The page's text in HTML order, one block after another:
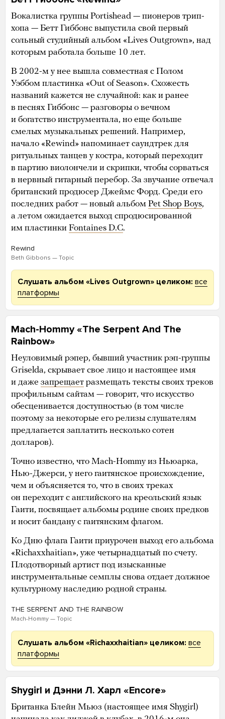
Вокалистка группы Portishead — пионеров трип-
хопа — Бетт Гиббонс выпустила свой первый
сольный студийный альбом «Lives Outgrown», над
которым работала больше 10 лет.
В 2002-м у нее вышла совместная с Полом
Уэббом пластинка «Out of Season». Схожесть
названий кажется не случайной: как и ранее
в песнях Гиббонс — разговоры о вечном
и богатство инструментала, но еще больше
смелых музыкальных решений. Например,
начало «Rewind» напоминает саундтрек для
ритуальных танцев у костра, который переходит
в партию виолончели и скрипки, чтобы сорваться
в нервный гитарный перебор. За звучание отвечал
британский продюсер Джеймс Форд. Среди его
последних работ — новый альбом Pet Shop Boys,
а летом ожидается выход спродюсированной
им пластинки Fontaines D.C.
Rewind
Beth Gibbons — Topic
Слушать альбом «Lives Outgrown» целиком: все
платформы
Mach-Hommy «The Serpent And The
Rainbow»
Неуловимый рэпер, бывший участник рэп-группы
Griselda, скрывает свое лицо и настоящее имя
и даже запрещает размещать тексты своих треков
профильным сайтам — говорит, что искусство
обесценивается доступностью (в том числе
поэтому за некоторые его релизы слушателям
предлагается заплатить несколько сотен
долларов).
Точно известно, что Mach-Hommy из Ньюарка,
Нью-Джерси, у него гаитянское происхождение,
чем и объясняется то, что в своих треках
он переходит с английского на креольский язык
Гаити, посвящает альбомы родине своих предков
и носит бандану с гаитянским флагом.
Ко Дню флага Гаити приурочен выход его альбома
«Richaxxhaitian», уже четырнадцатый по счету.
Плодотворный артист под изысканные
инструментальные семплы снова отдает должное
культурному наследию родной страны.
THE SERPENT AND THE RAINBOW
Mach-Hommy — Topic
Слушать альбом «Richaxxhaitian» целиком: все
платформы
Shygirl и Дэнни Л. Харл «Encore»
Британка Блейн Мьюз (настоящее имя Shygirl)